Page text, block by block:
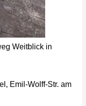
Weitblick in
Emil-Wolff-Str. am